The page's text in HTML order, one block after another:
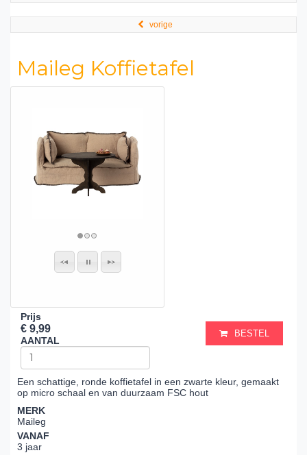
vorige
Maileg Koffietafel
Prijs
€ 9,99
AANTAL
BESTEL
Een schattige, ronde koffietafel in een zwarte kleur, gemaakt
op micro schaal en van duurzaam FSC hout
MERK
Maileg
VANAF
3 jaar